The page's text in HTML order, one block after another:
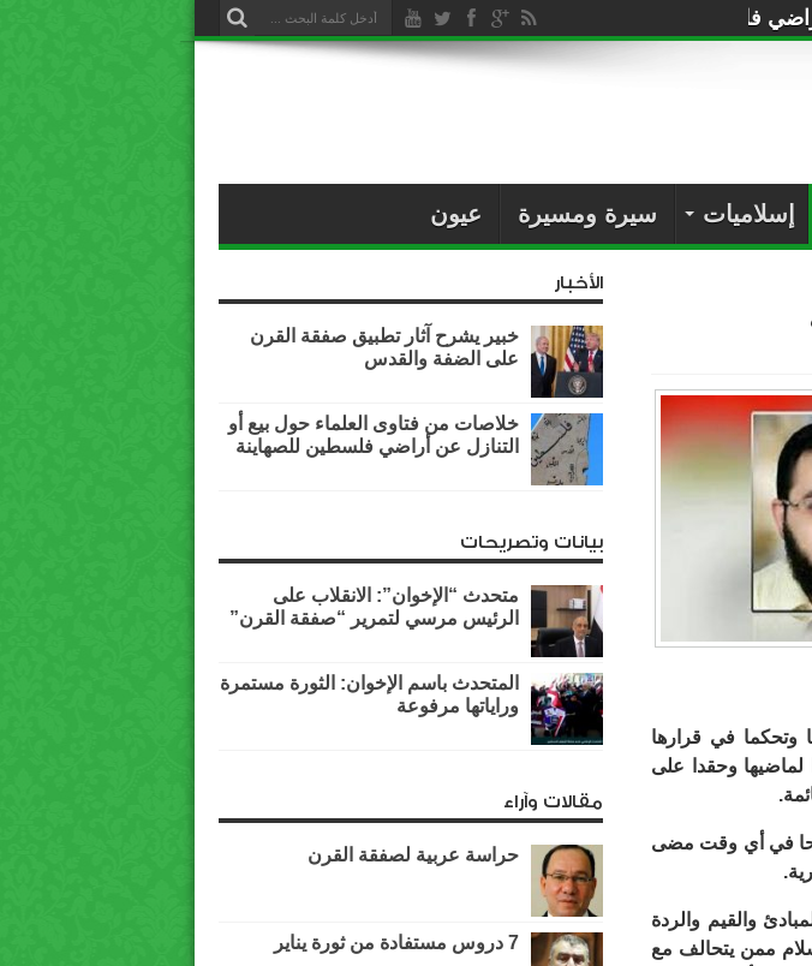
فلسطين للصهاينة
إسلاميات سيرة ومسيرة عيون
وتحكما في قرارها
لماضيها وحقدا على
في أي وقت مضى
والقيم والردة
ممن يتحالف مع
الأخبار
خبير يشرح آثار تطبيق صفقة القرن
على الضفة والقدس
خلاصات من فتاوى العلماء حول بيع أو
التنازل عن أراضي فلسطين للصهاينة
بيانات وتصريحات
متحدث “الإخوان”: الانقلاب على
الرئيس مرسي لتمرير “صفقة القرن”
المتحدث باسم الإخوان: الثورة مستمرة
وراياتها مرفوعة
مقالات وآراء
حراسة عربية لصفقة القرن
7 دروس مستفادة من ثورة يناير